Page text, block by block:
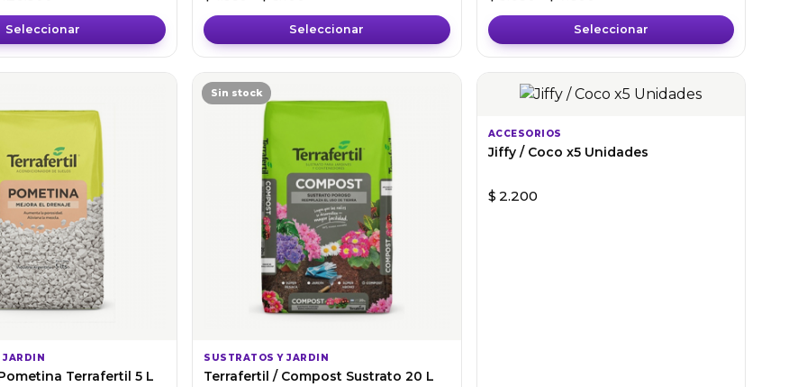
Seleccionar Seleccionar
Este
producto
tiene
múltiples
variantes.
opciones
pueden
producto
Seleccionar
Este
producto
tiene
variantes.
Las
se
Terrafertil 5 L
Sin stock
SUSTRATOS Y JARDIN
Terrafertil / Compost Sustrato 20 L
ACCESORIOS
Jiffy / Coco x5 Unidades
$ 2.200